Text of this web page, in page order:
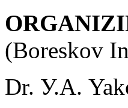
(Boreskov
Dr. У.А.